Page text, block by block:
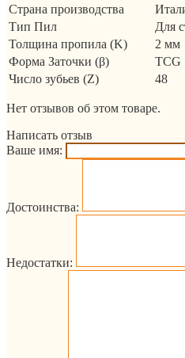
Страна производства
Тип Пил
Для
Толщина пропила (K)
2 мм
Форма Заточки (β)
TCG
Число зубьев (Z)
48
Нет отзывов об этом товаре.
Написать отзыв
Ваше имя:
Достоинства:
Недостатки: